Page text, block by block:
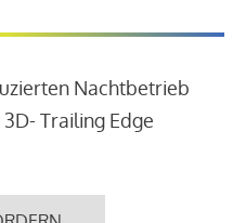
Nachtbetrieb
Trailing Edge